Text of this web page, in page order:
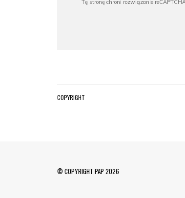
COPYRIGHT
© COPYRIGHT PAP 2026